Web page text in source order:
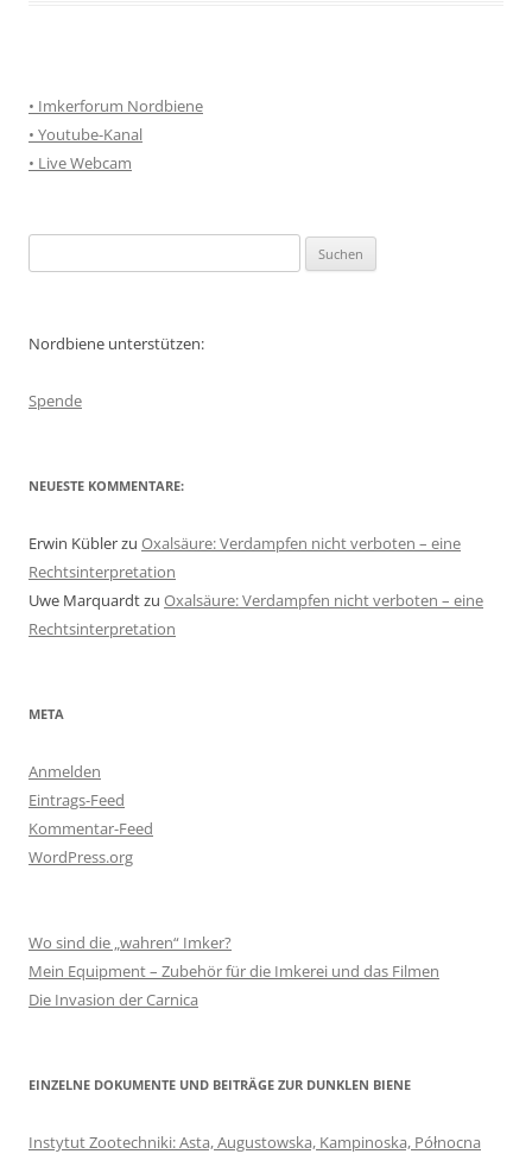
• Imkerforum Nordbiene
• Youtube-Kanal
• Live Webcam
nach:
Nordbiene unterstützen:
Spende
NEUESTE KOMMENTARE:
Erwin Küblerzu Oxalsäure: Verdampfen nicht verboten – eine
Rechtsinterpretation
Uwe Marquardtzu Oxalsäure: Verdampfen nicht verboten – eine
Rechtsinterpretation
META
Anmelden
Eintrags-Feed
Kommentar-Feed
WordPress.org
Wo sind die „wahren“ Imker?
Mein Equipment – Zubehör für die Imkerei und das Filmen
Die Invasion der Carnica
EINZELNE DOKUMENTE UND BEITRÄGE ZUR DUNKLEN BIENE
Instytut Zootechniki: Asta, Augustowska, Kampinoska, Północna